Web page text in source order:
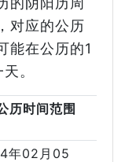
对应的公历
能在公历的1
。
历时间范围
年02月05